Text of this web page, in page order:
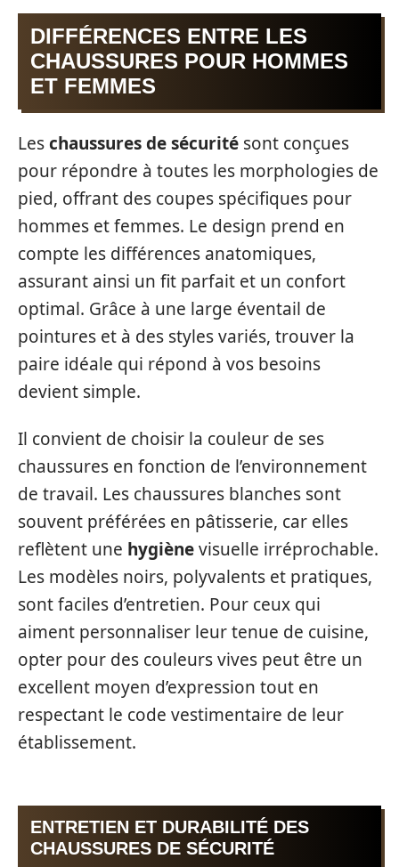
DIFFÉRENCES ENTRE LES
CHAUSSURES POUR HOMMES
ET FEMMES
Leschaussures de sécurité sont conçues
pour répondre à toutes les morphologies de
pied, offrant des coupes spécifiques pour
hommes et femmes. Le design prend en
compte les différences anatomiques,
assurant ainsi un fit parfait et un confort
optimal. Grâce à une large éventail de
pointures et à des styles variés, trouver la
paire idéale qui répond à vos besoins
devient simple.
Il convient de choisir la couleur de ses
chaussures en fonction de l’environnement
de travail. Les chaussures blanches sont
souvent préférées en pâtisserie, car elles
reflètent une hygiènevisuelle irréprochable.
Les modèles noirs, polyvalents et pratiques,
sont faciles d’entretien. Pour ceux qui
aiment personnaliser leur tenue de cuisine,
opter pour des couleurs vives peut être un
excellent moyen d’expression tout en
respectant le code vestimentaire de leur
établissement.
ENTRETIEN ET DURABILITÉ DES
CHAUSSURES DE SÉCURITÉ